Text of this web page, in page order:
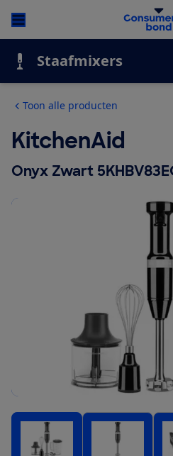
Staafmixers
Toon alle producten
KitchenAid
Onyx Zwart